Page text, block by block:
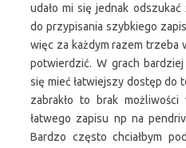
udało mi się jednak
do przypisania szybkiego
więc za każdym razem trzeba
potwierdzić. W grach
się mieć łatwiejszy dostęp do
zabrakło to brak
łatwego zapisu np na
Bardzo często chciałbym